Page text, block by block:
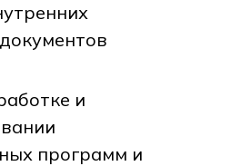
и
программ и